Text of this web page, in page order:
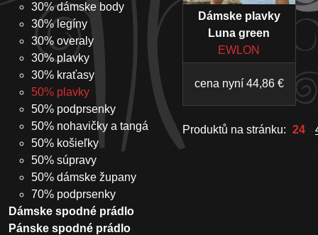
Dámske plavky
Luna green
EWLON
cena nyní 44,86 €
Produktů na stránku: 24
30% dámske body
30% legíny
30% overaly
30% plavky
30% kraťasy
50% plavky
50% podprsenky
50% nohavičky a tangá
50% košieľky
50% súpravy
50% dámske župany
70% podprsenky
Dámske spodné prádlo
Pánske spodné prádlo